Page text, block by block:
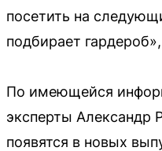
посетить на
подбирает
По имеющейся
эксперты Александр
появятся в новых